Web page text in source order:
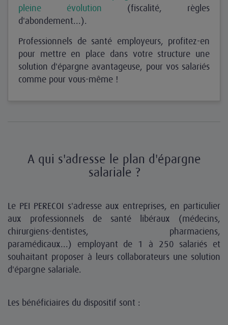
pleine évolution (fiscalité, règles
d'abondement...).
Professionnels de santé employeurs, profitez-en
pour mettre en place dans votre structure une
solution d'épargne avantageuse, pour vos salariés
comme pour vous-même !
A qui s'adresse le plan d'épargne
salariale ?
Le PEI PERECOI s'adresse aux entreprises, en particulier
aux professionnels de santé libéraux (médecins,
chirurgiens-dentistes, pharmaciens,
paramédicaux...) employant de 1 à 250 salariés et
souhaitant proposer à leurs collaborateurs une solution
d'épargne salariale.
Les bénéficiaires du dispositif sont :